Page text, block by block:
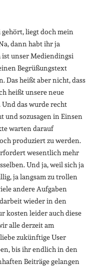
liegt doch mein
dann habt ihr ja
unser Mediendingsi
Begrüßungstext
Das heißt aber nicht, dass
heißt unsere neue
das wurde recht
und sozusagen in Einsen
warten darauf
produziert zu werden.
wesentlich mehr
Und ja, weil sich ja
ja langsam zu trollen
andere Aufgaben
wieder in den
kosten leider auch diese
alle derzeit am
zukünftige User
bis ihr endlich in den
Beiträge gelangen